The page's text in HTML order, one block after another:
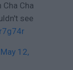
Cha
see
May 12,